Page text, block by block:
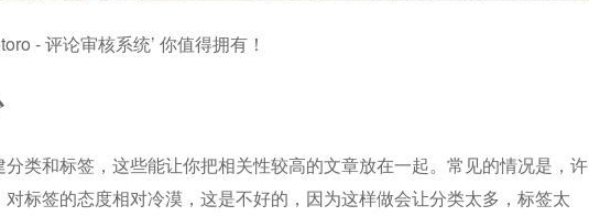
- 评论审核系统’ 你值得拥有！
类和标签，这些能让你把相关性较高的文章放在一起。常见的情况是，许
标签的态度相对冷漠，这是不好的，因为这样做会让分类太多，标签太